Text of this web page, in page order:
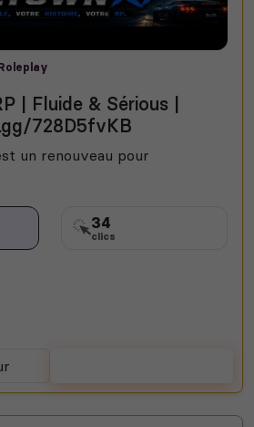
| Fluide & Sérious |
728D5fvKB
un renouveau pour
34
clics